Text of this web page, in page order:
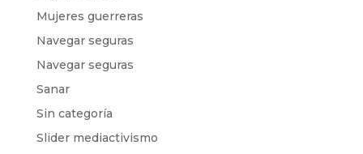
Mujeres guerreras
Navegar seguras
Navegar seguras
Sanar
Sin categoría
Slider mediactivismo